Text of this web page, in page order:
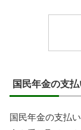
国民年金の支
国民年金の支払